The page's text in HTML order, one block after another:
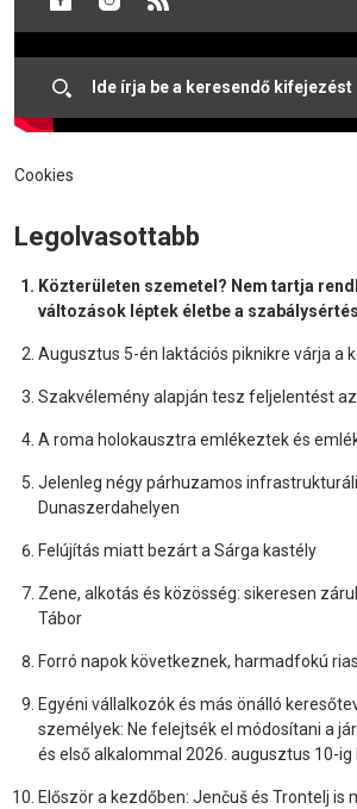
Cookies
Legolvasottabb
Közterületen szemetel? Nem tartja
változások léptek életbe a
Augusztus 5-én laktációs piknikre várja a
Szakvélemény alapján tesz feljelentést
A roma holokausztra emlékeztek és
Jelenleg négy párhuzamos
Dunaszerdahelyen
Felújítás miatt bezárt a Sárga kastély
Zene, alkotás és közösség: sikeresen
Tábor
Forró napok következnek, harmadfokú
Egyéni vállalkozók és más önálló
személyek: Ne felejtsék el módosítani a
és első alkalommal 2026. augusztus 10-
Először a kezdőben: Jenčuš és Trontelj is